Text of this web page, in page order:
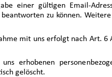
einer gültigen Email-
zu können.
mit uns erfolgt nach Art. 6
erhobenen
gelöscht.